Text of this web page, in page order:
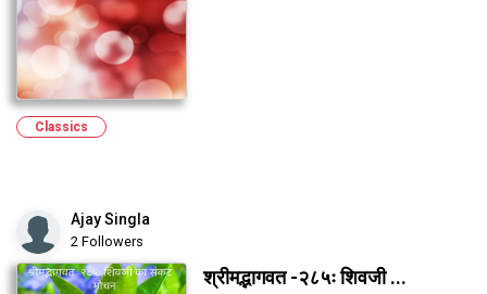
Classics
Ajay Singla
2 Followers
श्रीमद्भागवत -२८५ः शिवजी ...